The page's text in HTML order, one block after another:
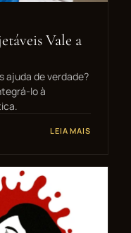
Vale a
ajuda de verdade?
lo à
LEIA MAIS